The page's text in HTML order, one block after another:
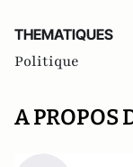
THEMATIQUES
Politique
A PROPOS